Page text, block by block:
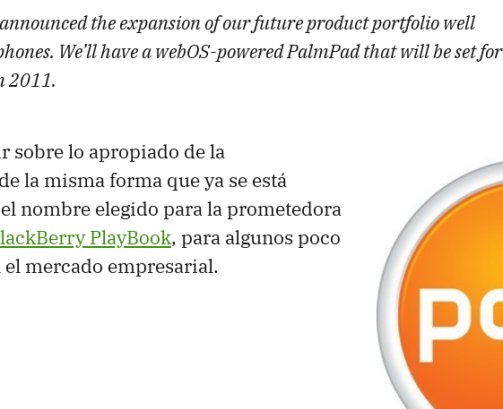
announced the expansion of our future product portfolio well
We’ll have a webOS-powered PalmPad that will be set for
2011.
sobre lo apropiado de la
la misma forma que ya se está
nombre elegido para la prometedora
PlayBook, para algunos poco
mercado empresarial.